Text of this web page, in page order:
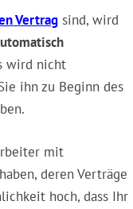
Vertrag sind, wird
wird nicht
ihn zu Beginn des
mit
deren Verträge
hoch, dass Ihr